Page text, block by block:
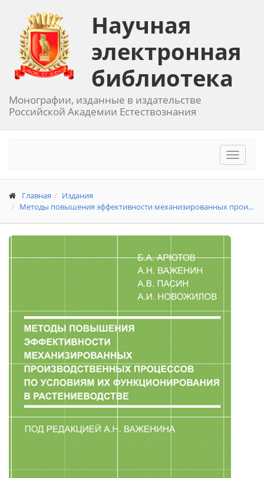
Научная
электронная
библиотека
Монографии, изданные в издательстве
Российской Академии Естествознания
Toggle
Главная
Издания
Методы повышения эффективности механизированных прои...